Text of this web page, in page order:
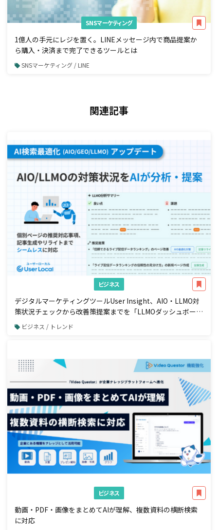
SNSマーケティング
1億人の手元にレジを置く。LINEメッセージ内で商品提案か
ら購入・決済まで完了できるツールとは
SNSマーケティング / LINE
関連記事
ビジネス
デジタルマーケティングツールUser Insight、AIO・LLMO対
策状況チェックから改善策提案までを「LLMOダッシュボー
ド」で一元管理
ビジネス / トレンド
ビジネス
動画・PDF・画像をまとめてAIが理解、複数資料の横断検索
に対応